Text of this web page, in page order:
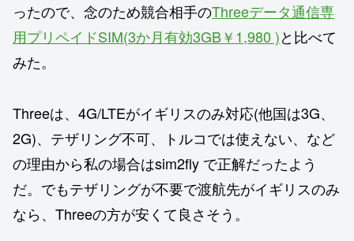
ったので、念のため競合相手のThreeデータ通信専
用プリペイドSIM(3か月有効3GB￥1,980 )と比べて
みた。
Threeは、4G/LTEがイギリスのみ対応(他国は3G、
2G)、テザリング不可、トルコでは使えない、など
の理由から私の場合はsim2fly で正解だったよう
だ。でもテザリングが不要で渡航先がイギリスのみ
なら、Threeの方が安くて良さそう。